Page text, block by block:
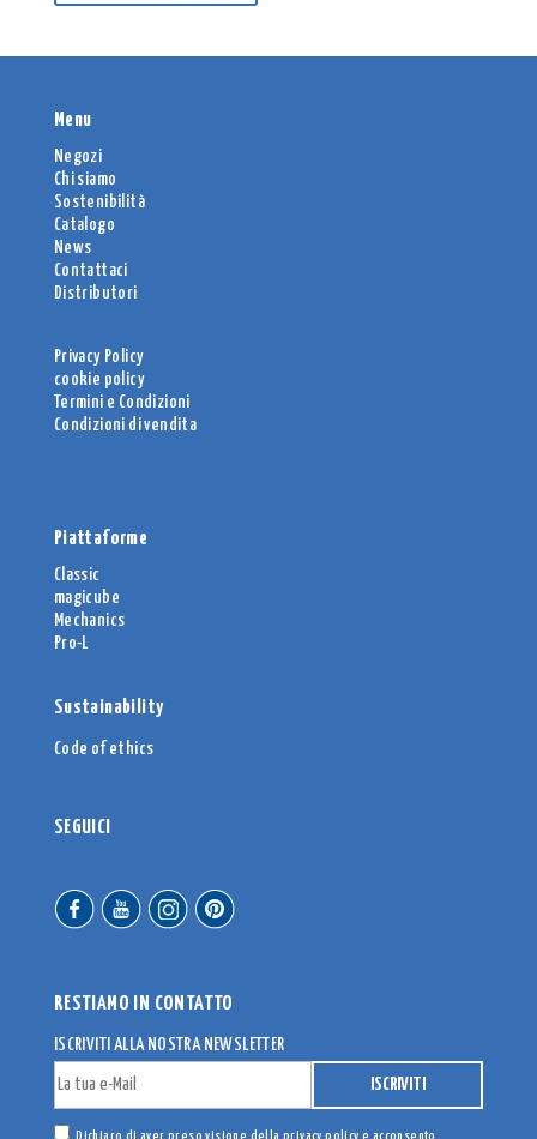
Menu
Negozi
Chi siamo
Sostenibilità
Catalogo
News
Contattaci
Distributori
Privacy Policy
cookie policy
Termini e Condizioni
Condizioni di vendita
Piattaforme
Classic
magicube
Mechanics
Pro-L
Sustainability
Code of ethics
SEGUICI
RESTIAMO IN CONTATTO
ISCRIVITI ALLA NOSTRA NEWSLETTER
Dichiaro di aver preso visione dellaprivacy policy e acconsento